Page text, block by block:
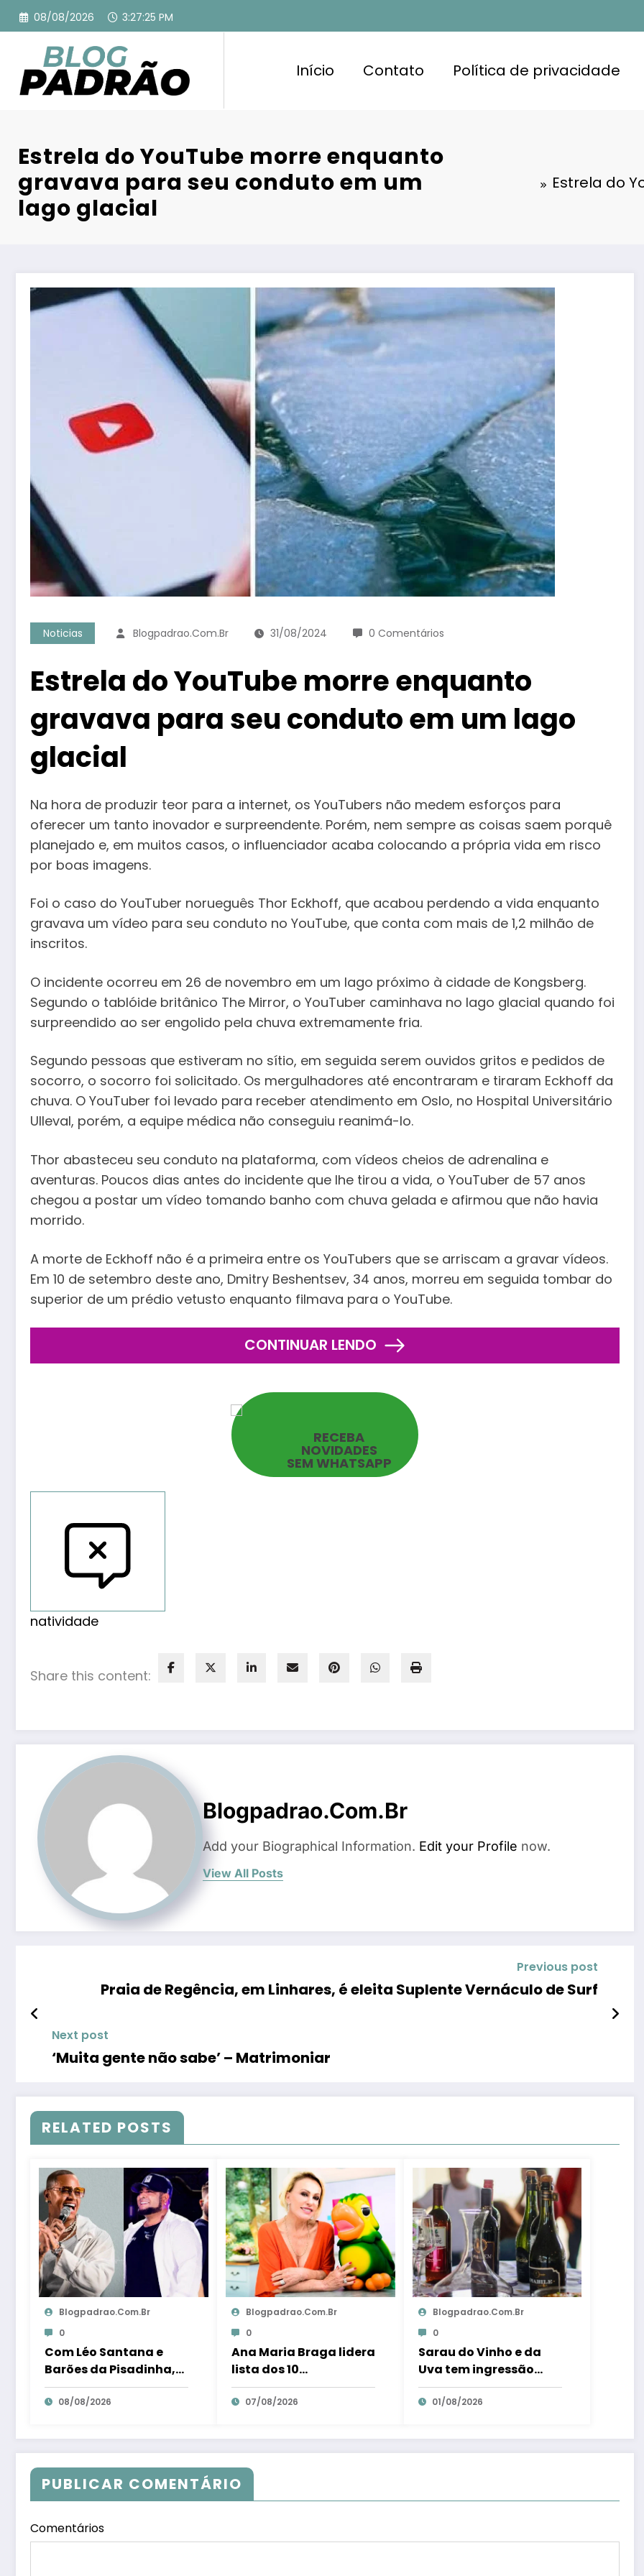
Pular
para
conteúdo
08/08/2026 3:27:26 PM
Início Contato Política de privacidade
Estrela do YouTube morre enquanto
gravava para seu conduto em um
lago glacial
Estrela do
Noticias Blogpadrao.com.br 31/08/2024 0 Comentários
Estrela do YouTube morre enquanto
gravava para seu conduto em um lago
glacial
Na hora de produzir teor para a internet, os YouTubers não medem esforços para
oferecer um tanto inovador e surpreendente. Porém, nem sempre as coisas saem porquê
planejado e, em muitos casos, o influenciador acaba colocando a própria vida em risco
por boas imagens.
Foi o caso do YouTuber norueguês Thor Eckhoff, que acabou perdendo a vida enquanto
gravava um vídeo para seu conduto no YouTube, que conta com mais de 1,2 milhão de
inscritos.
O incidente ocorreu em 26 de novembro em um lago próximo à cidade de Kongsberg.
Segundo o tablóide britânico The Mirror, o YouTuber caminhava no lago glacial quando foi
surpreendido ao ser engolido pela chuva extremamente fria.
Segundo pessoas que estiveram no sítio, em seguida serem ouvidos gritos e pedidos de
socorro, o socorro foi solicitado. Os mergulhadores até encontraram e tiraram Eckhoff da
chuva. O YouTuber foi levado para receber atendimento em Oslo, no Hospital Universitário
Ulleval, porém, a equipe médica não conseguiu reanimá-lo.
Thor abasteceu seu conduto na plataforma, com vídeos cheios de adrenalina e
aventuras. Poucos dias antes do incidente que lhe tirou a vida, o YouTuber de 57 anos
chegou a postar um vídeo tomando banho com chuva gelada e afirmou que não havia
morrido.
A morte de Eckhoff não é a primeira entre os YouTubers que se arriscam a gravar vídeos.
Em 10 de setembro deste ano, Dmitry Beshentsev, 34 anos, morreu em seguida tombar do
superior de um prédio vetusto enquanto filmava para o YouTube.
CONTINUAR LENDO
RECEBA
NOVIDADES
SEM WHATSAPP
natividade
Share this content:
Blogpadrao.com.br
Add your Biographical Information. Edit your Profile now.
View All Posts
Previous post
Praia de Regência, em Linhares, é eleita Suplente Vernáculo de Surf
Next post
‘Muita gente não sabe’ – Matrimoniar
RELATED POSTS
Blogpadrao.com.br
0
Com Léo Santana e
Barões da Pisadinha,
27ª Expo Aracruz
espera receber 80
dia – Em Dia ES
08/08/2026
Blogpadrao.com.br
0
Ana Maria Braga lidera
lista dos 10
apresentadores mais
queridos da TV; veja
07/08/2026
Blogpadrao.com.br
0
Sarau do Vinho e da
Uva tem ingressão
gratuita e distribui 250
litros de suco em Santa
01/08/2026
PUBLICAR COMENTÁRIO
Comentários